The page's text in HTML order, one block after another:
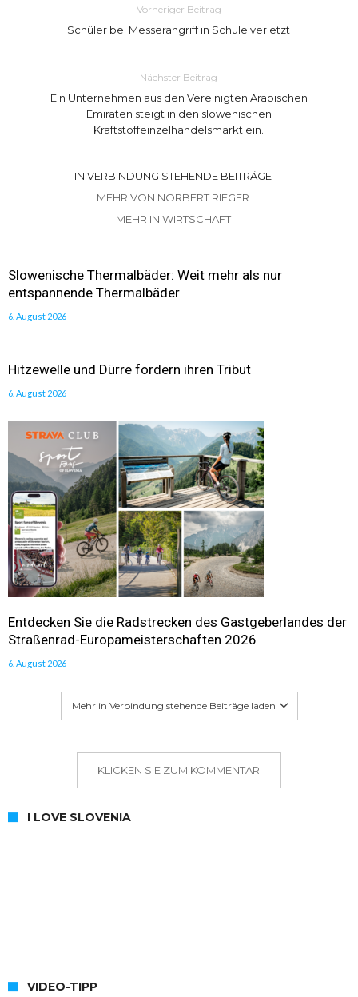
Vorheriger Beitrag
Schüler bei Messerangriff in Schule verletzt
Nächster Beitrag
Ein Unternehmen aus den Vereinigten Arabischen
Emiraten steigt in den slowenischen
Kraftstoffeinzelhandelsmarkt ein.
IN VERBINDUNG STEHENDE BEITRÄGE
MEHR VON NORBERT RIEGER
MEHR IN WIRTSCHAFT
Slowenische Thermalbäder: Weit mehr als nur
entspannende Thermalbäder
6. August 2026
Hitzewelle und Dürre fordern ihren Tribut
6. August 2026
Entdecken Sie die Radstrecken des Gastgeberlandes der
Straßenrad-Europameisterschaften 2026
6. August 2026
Mehr in Verbindung stehende Beiträge laden
KLICKEN SIE ZUM KOMMENTAR
I LOVE SLOVENIA
VIDEO-TIPP